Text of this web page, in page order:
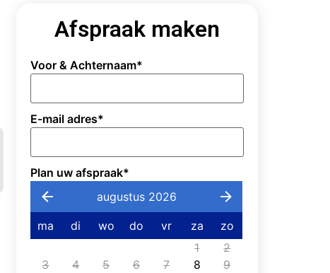
Afspraak maken
Voor & Achternaam*
E-mail adres*
Plan uw afspraak*
augustus 2026
ma di wo do vr za
zo
1
2
3
4 5 6 7 8
9